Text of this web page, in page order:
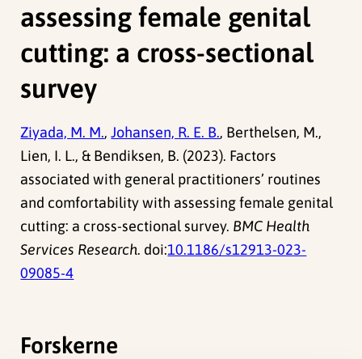
assessing female genital
cutting: a cross-sectional
survey
Ziyada, M. M.,Johansen, R. E. B., Berthelsen, M.,
Lien, I. L., & Bendiksen, B. (2023). Factors
associated with general practitioners’ routines
and comfortability with assessing female genital
cutting: a cross-sectional survey. BMC Health
Services Research. doi:10.1186/s12913-023-
09085-4
Forskerne